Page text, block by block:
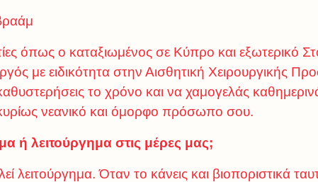
όπως ο καταξιωμένος σε Κύπρο και εξωτερικό
με ειδικότητα στην Αισθητική Χειρουργικής
το χρόνο και να χαμογελάς
νεανικό και όμορφο πρόσωπο σου.
ή λειτούργημα στις μέρες μας;
λειτούργημα. Όταν το κάνεις και βιοποριστικά